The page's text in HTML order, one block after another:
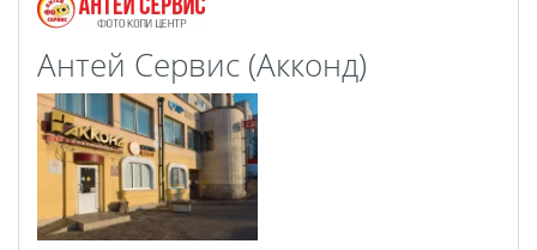
Печать на ПВХ пластике
Печать на CD/DVD
Металлическая
пластина
Фото на медали
Коврик для мыши
Антей Сервис (Акконд)